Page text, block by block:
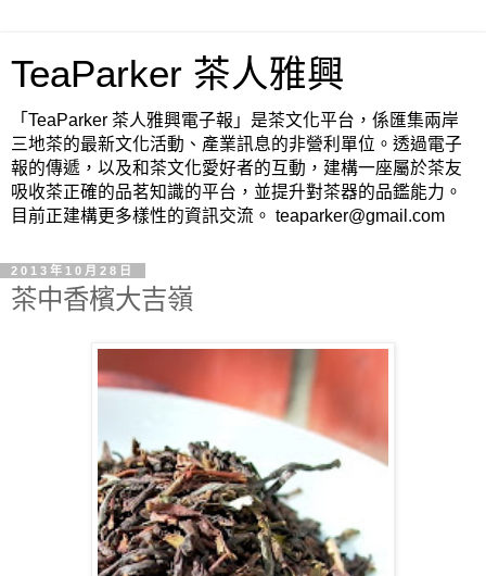
TeaParker 茶人雅興
「TeaParker 茶人雅興電子報」是茶文化平台，係匯集兩岸
三地茶的最新文化活動、產業訊息的非營利單位。透過電子
報的傳遞，以及和茶文化愛好者的互動，建構一座屬於茶友
吸收茶正確的品茗知識的平台，並提升對茶器的品鑑能力。
目前正建構更多樣性的資訊交流。 teaparker@gmail.com
2013年10月28日
茶中香檳大吉嶺